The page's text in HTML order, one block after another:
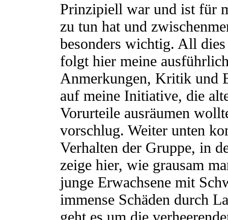
Prinzipiell war und ist für
zu tun hat und
besonders wichtig. All
folgt hier meine
Anmerkungen, Kritik und
auf meine Initiative, die
Vorurteile ausräumen
vorschlug. Weiter unten
Verhalten der Gruppe, in
zeige hier, wie grausam
junge Erwachsene mit
immense Schäden durch